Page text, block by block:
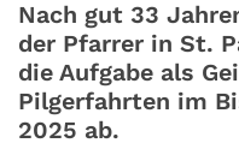
Nach gut 33
der Pfarrer in St.
die Aufgabe als
Pilgerfahrten im
2025 ab.